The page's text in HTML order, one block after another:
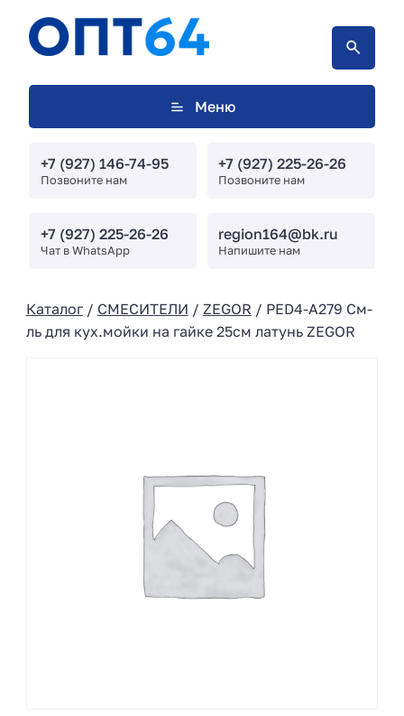
Меню
+7 (927) 146-74-95
Позвоните нам
+7 (927) 225-26-26
Позвоните нам
+7 (927) 225-26-26
Чат в WhatsApp
region164@bk.ru
Напишите нам
Каталог/ СМЕСИТЕЛИ / ZEGOR / PED4-A279 См-
ль для кух.мойки на гайке 25см латунь ZEGOR